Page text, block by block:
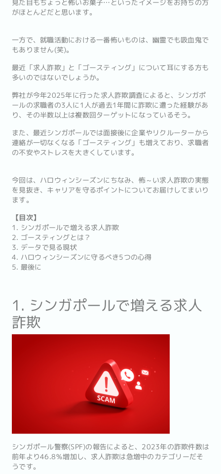
見た目もちょっと怖いお菓子…といったイメージをお持ちの方
がほとんどだと思います。
一方で、就職活動における一番怖いものは、幽霊でも吸血鬼で
もありません(笑)。
最近「求人詐欺」と「ゴースティング」について耳にする方も
多いのではないでしょうか。
弊社が今年2025年に行った求人詐欺調査によると、シンガポ
ールの求職者の3人に1人が過去1年間に詐欺に遭った経験があ
り、その半数以上は複数回ターゲットになっているそう。
また、最近シンガポールでは面接後に企業やリクルーターから
連絡が一切なくなる「ゴースティング」も増えており、求職者
の不安やストレスを大きくしています。
今回は、ハロウィンシーズンにちなみ、怖～い求人詐欺の実態
を見抜き、キャリアを守るポイントについてお届けしてまいり
ます。
【目次】
1. シンガポールで増える求人詐欺
2. ゴースティングとは？
3. データで見る現状
4. ハロウィンシーズンに守るべき5つの心得
5. 最後に
1. シンガポールで増える求人
詐欺
シンガポール警察(SPF)の報告によると、2023年の詐欺件数は
前年より46.8％増加し、求人詐欺は急増中のカテゴリーだそ
うです。